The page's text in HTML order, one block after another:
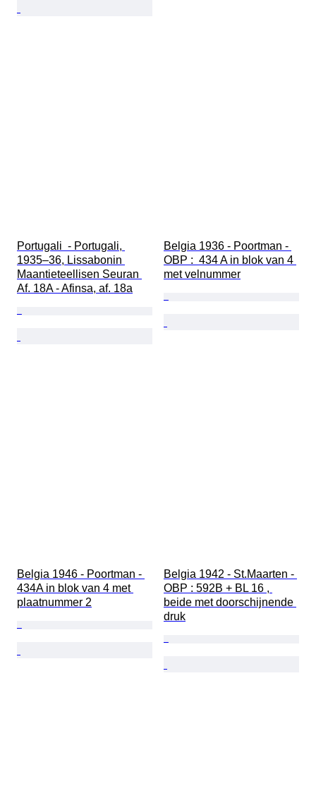
Portugali  - Portugali,
1935–36, Lissabonin
Maantieteellisen Seuran
Af. 18A - Afinsa, af. 18a
Belgia 1936 - Poortman -
OBP :  434 A in blok van 4
met velnummer
Belgia 1946 - Poortman -
434A in blok van 4 met
plaatnummer 2
Belgia 1942 - St.Maarten -
OBP : 592B + BL 16 ,
beide met doorschijnende
druk